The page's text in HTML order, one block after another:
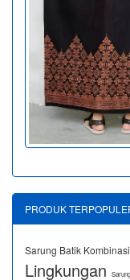
PRODUK
Sarung Batik Kombinasi
Lingkungan